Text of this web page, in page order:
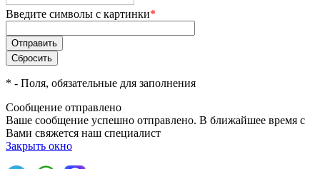
Введите символы с картинки*
* - Поля, обязательные для заполнения
Сообщение отправлено
Ваше сообщение успешно отправлено. В ближайшее время с
Вами свяжется наш специалист
Закрыть окно